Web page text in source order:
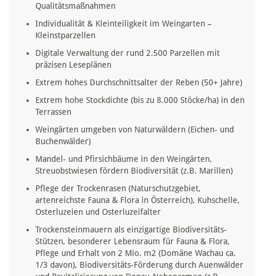
Qualitätsmaßnahmen
Individualität & Kleinteiligkeit im Weingarten –
Kleinstparzellen
Digitale Verwaltung der rund 2.500 Parzellen mit
präzisen Leseplänen
Extrem hohes Durchschnittsalter der Reben (50+ Jahre)
Extrem hohe Stockdichte (bis zu 8.000 Stöcke/ha) in den
Terrassen
Weingärten umgeben von Naturwäldern (Eichen- und
Buchenwälder)
Mandel- und Pfirsichbäume in den Weingärten,
Streuobstwiesen fördern Biodiversität (z.B. Marillen)
Pflege der Trockenrasen (Naturschutzgebiet,
artenreichste Fauna & Flora in Österreich), Kuhschelle,
Osterluzeien und Osterluzeifalter
Trockensteinmauern als einzigartige Biodiversitäts-
Stützen, besonderer Lebensraum für Fauna & Flora,
Pflege und Erhalt von 2 Mio. m2 (Domäne Wachau ca.
1/3 davon), Biodiversitäts-Förderung durch Auenwälder